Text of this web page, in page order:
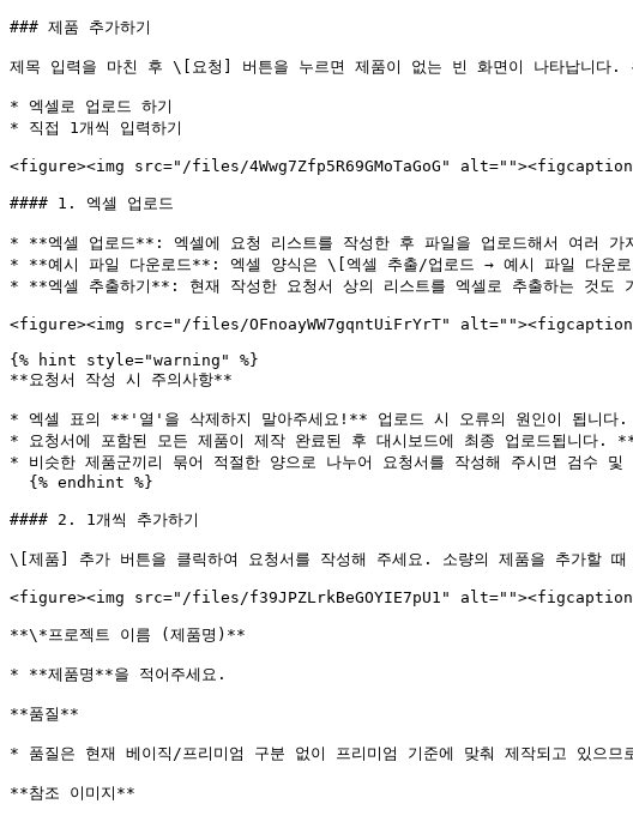
### 제품 추가하기
제목 입력을 마친 후 \[요청] 버튼을 누르면 제품이 없는 빈 화면이 나타납니다.
* 엑셀로 업로드 하기
* 직접 1개씩 입력하기
<figure><img src="/files/4Wwg7Zfp5R69GMoTaGoG"
#### 1. 엑셀 업로드
* **엑셀 업로드**: 엑셀에 요청 리스트를 작성한 후 파일을 업로드해서 여러 가
* **예시 파일 다운로드**: 엑셀 양식은 \[엑셀 추출/업로드 → 예시 파일 다운로
* **엑셀 추출하기**: 현재 작성한 요청서 상의 리스트를 엑셀로 추출하는 것도
<figure><img src="/files/OFnoayWW7gqntUiFrYrT"
{% hint style="warning" %}
**요청서 작성 시 주의사항**
* 엑셀 표의 **'열'을 삭제하지 말아주세요!** 업로드 시 오류의 원인이 됩니다.
* 요청서에 포함된 모든 제품이 제작 완료된 후 대시보드에 최종 업로드됩니다.
* 비슷한 제품군끼리 묶어 적절한 양으로 나누어 요청서를 작성해 주시면 검수 및
#### 2. 1개씩 추가하기
\[제품] 추가 버튼을 클릭하여 요청서를 작성해 주세요. 소량의 제품을 추가할 때
<figure><img src="/files/f39JPZLrkBeGOYIE7pU1"
**\*프로젝트 이름 (제품명)**
* **제품명**을 적어주세요.
**품질**
* 품질은 현재 베이직/프리미엄 구분 없이 프리미엄 기준에 맞춰 제작되고 있으므
**참조 이미지**